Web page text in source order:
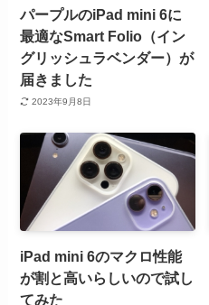
パープルのiPad mini 6に
最適なSmart Folio（イン
グリッシュラベンダー）が
届きました
2023年9月8日
iPad mini 6のマクロ性能
が割と高いらしいので試し
てみた